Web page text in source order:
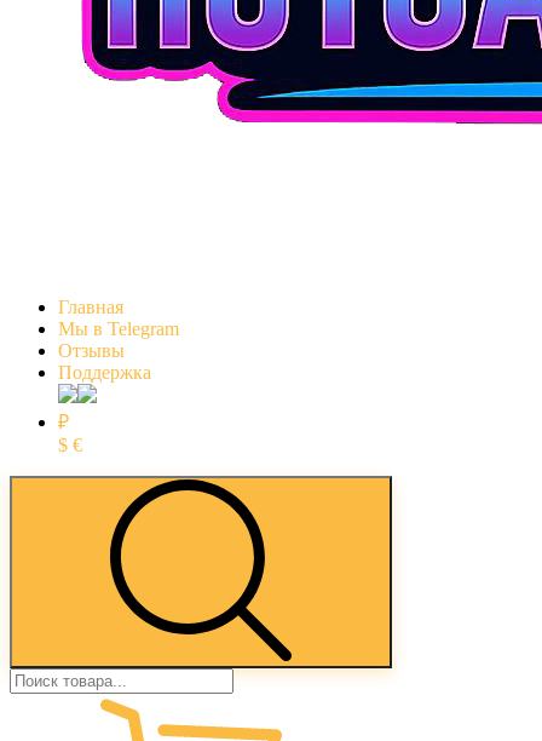
Главная
Мы в Telegram
Отзывы
Поддержка
₽
$ €